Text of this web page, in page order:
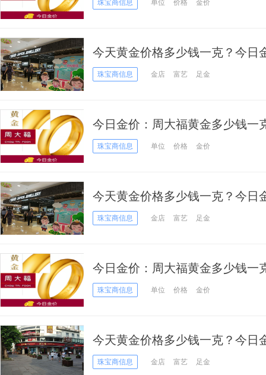
珠宝商信息 单位 价格 金价
今天黄金价格多少钱一克？今日
25日
珠宝商信息 金店 富艺 足金
今日金价：周大福黄金多少钱一
表（2020年12月24日）
珠宝商信息 单位 价格 金价
今天黄金价格多少钱一克？今日
24日
珠宝商信息 金店 富艺 足金
今日金价：周大福黄金多少钱一
表（2020年12月23日）
珠宝商信息 单位 价格 金价
今天黄金价格多少钱一克？今日
23日
珠宝商信息 金店 富艺 足金